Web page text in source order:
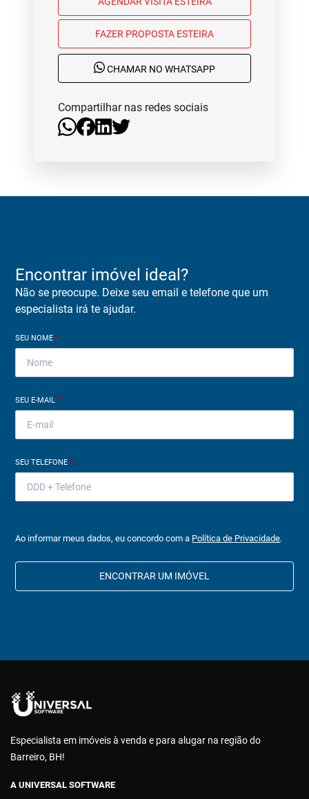
FAZER PROPOSTA ESTEIRA
CHAMAR NO WHATSAPP
Compartilhar nas redes sociais
Encontrar imóvel ideal?
Não se preocupe. Deixe seu email e telefone que um
especialista irá te ajudar.
SEU NOME*
SEU E-MAIL*
SEU TELEFONE*
Ao informar meus dados, eu concordo com a Política de Privacidade.
ENCONTRAR UM IMÓVEL
Especialista em imóveis à venda e para alugar na região do
Barreiro, BH!
A UNIVERSAL SOFTWARE